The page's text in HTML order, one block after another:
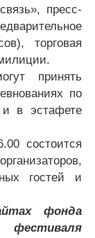
пресс-
торговая
принять
по
и в эстафете
состоится
гостей и
фонда